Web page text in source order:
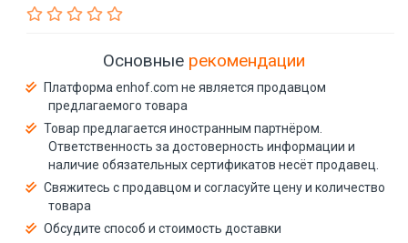
Основные рекомендации
Платформа enhof.com не является продавцом
предлагаемого товара
Товар предлагается иностранным партнёром.
Ответственность за достоверность информации и
наличие обязательных сертификатов несёт продавец.
Свяжитесь с продавцом и согласуйте цену и количество
товара
Обсудите способ и стоимость доставки